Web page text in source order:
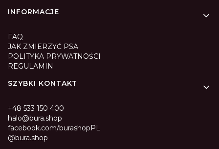
INFORMACJE
FAQ
JAK ZMIERZYĆ PSA
POLITYKA PRYWATNOŚCI
REGULAMIN
SZYBKI KONTAKT
+48 533 150 400
halo@bura.shop
facebook.com/burashopPL
@bura.shop